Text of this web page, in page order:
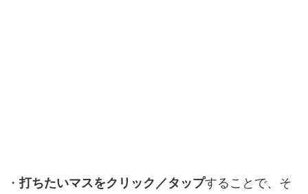
・打ちたいマスをクリック／タップすることで、そ